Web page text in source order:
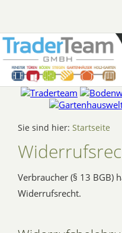
Sie sind hier: Startseite
Verbraucher (§ 13 BGB)
Widerrufsrecht.